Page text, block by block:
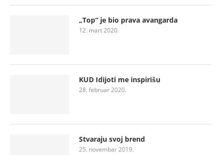
„Top“ je bio prava avangarda
12. mart 2020.
KUD Idijoti me inspirišu
28. februar 2020.
Stvaraju svoj brend
25. novembar 2019.